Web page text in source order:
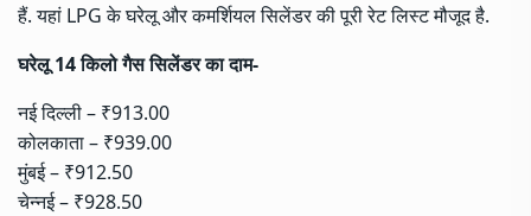
हैं. यहां LPG के घरेलू और कमर्शियल सिलेंडर की पूरी रेट लिस्ट मौजूद है.
घरेलू 14 किलो गैस सिलेंडर का दाम-
नई दिल्ली – ₹913.00
कोलकाता – ₹939.00
मुंबई – ₹912.50
चेन्नई – ₹928.50